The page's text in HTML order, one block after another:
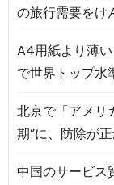
の旅行需要をけ
A4用紙より薄
で世界トップ水
北京で「アメ
期”に、防除が
中国のサービ